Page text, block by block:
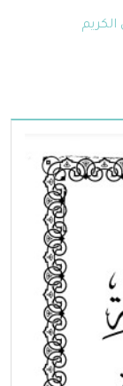
الكريم